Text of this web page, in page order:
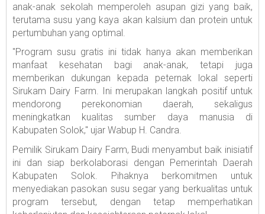
anak-anak sekolah memperoleh asupan gizi yang baik,
terutama susu yang kaya akan kalsium dan protein untuk
pertumbuhan yang optimal.
"Program susu gratis ini tidak hanya akan memberikan
manfaat kesehatan bagi anak-anak, tetapi juga
memberikan dukungan kepada peternak lokal seperti
Sirukam Dairy Farm. Ini merupakan langkah positif untuk
mendorong perekonomian daerah, sekaligus
meningkatkan kualitas sumber daya manusia di
Kabupaten Solok," ujar Wabup H. Candra.
Pemilik Sirukam Dairy Farm, Budi menyambut baik inisiatif
ini dan siap berkolaborasi dengan Pemerintah Daerah
Kabupaten Solok. Pihaknya berkomitmen untuk
menyediakan pasokan susu segar yang berkualitas untuk
program tersebut, dengan tetap memperhatikan